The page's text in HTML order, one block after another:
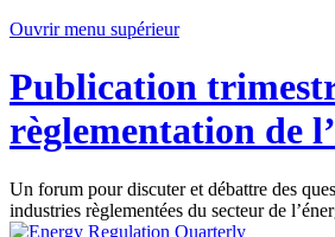
Ouvrir menu supérieur
Publication
règlementation de
Un forum pour discuter et débattre des
industries règlementées du secteur de